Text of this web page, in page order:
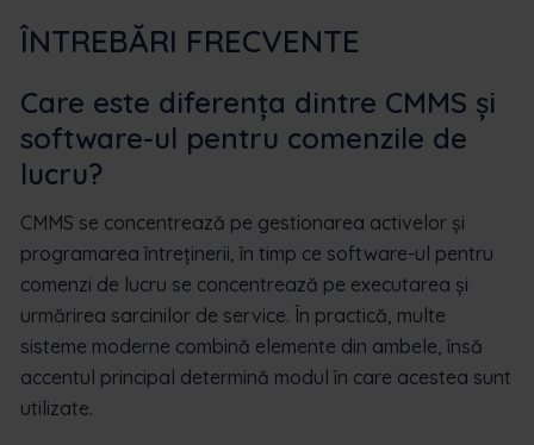
ÎNTREBĂRI FRECVENTE
Care este diferența dintre CMMS și
software-ul pentru comenzile de
lucru?
CMMS se concentrează pe gestionarea activelor și
programarea întreținerii, în timp ce software-ul pentru
comenzi de lucru se concentrează pe executarea și
urmărirea sarcinilor de service. În practică, multe
sisteme moderne combină elemente din ambele, însă
accentul principal determină modul în care acestea sunt
utilizate.